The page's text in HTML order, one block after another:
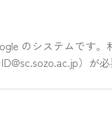
のシステムです
）が必